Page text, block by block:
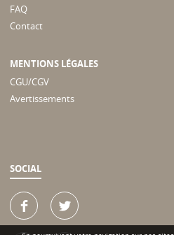
FAQ
Contact
MENTIONS LÉGALES
CGU/CGV
Avertissements
SOCIAL